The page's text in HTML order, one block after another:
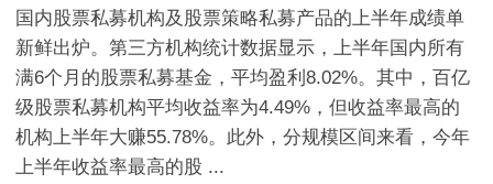
国内股票私募机构及股票策略私募产品的上半年成绩单
新鲜出炉。第三方机构统计数据显示，上半年国内所有
满6个月的股票私募基金，平均盈利8.02%。其中，百亿
级股票私募机构平均收益率为4.49%，但收益率最高的
机构上半年大赚55.78%。此外，分规模区间来看，今年
上半年收益率最高的股 ...